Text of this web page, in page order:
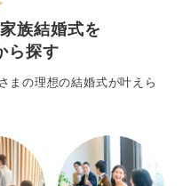
族結婚式を
ら探す
まの理想の結婚式が叶えら